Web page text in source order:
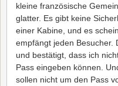
kleine französische
glatter. Es gibt keine
einer Kabine, und es
empfängt jeden Besucher.
und bestätigt, dass ich
Pass eingeben können.
sollen nicht um den Pass